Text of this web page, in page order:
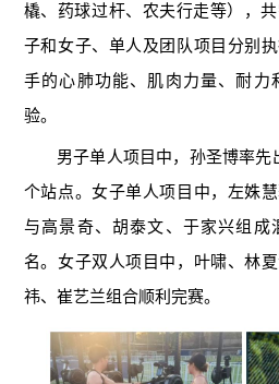
橇、药球过杆、农夫行走等），
子和女子、单人及团队项目分别
手的心肺功能、肌肉力量、耐力
验。
男子单人项目中，孙圣博率先
个站点。女子单人项目中，左姝
与高景奇、胡泰文、于家兴组成
名。女子双人项目中，叶啸、林
祎、崔艺兰组合顺利完赛。